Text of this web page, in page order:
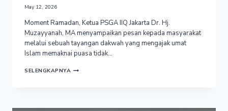
May 12, 2026
Moment Ramadan, Ketua PSGA IIQ Jakarta Dr. Hj.
Muzayyanah, MA menyampaikan pesan kepada masyarakat
melalui sebuah tayangan dakwah yang mengajak umat
Islam memaknai puasa tidak…
SELENGKAPNYA MENYAMBUT
MUZAYYANAH